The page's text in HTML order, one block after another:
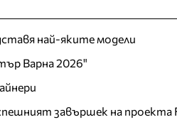
най-яките модели
Варна 2026"
завършек на проекта